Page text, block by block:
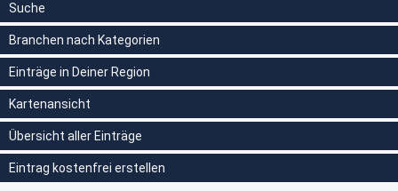
Suche
Branchen nach Kategorien
Einträge in Deiner Region
Kartenansicht
Übersicht aller Einträge
Eintrag kostenfrei erstellen